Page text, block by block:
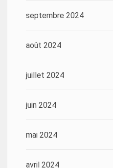
septembre 2024
août 2024
juillet 2024
juin 2024
mai 2024
avril 2024